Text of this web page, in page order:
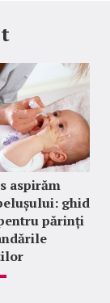
aspirăm
ghid
părinți